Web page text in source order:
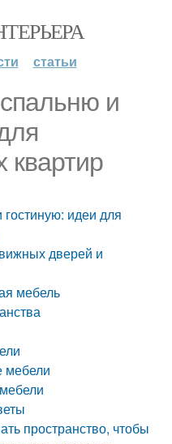
статьи
и
квартир
идеи для
дверей и
мебель
мебели
пространство, чтобы